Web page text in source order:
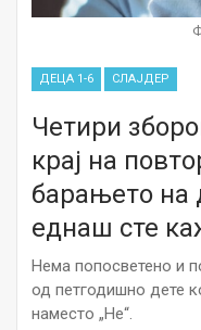
ДЕЦА 1-6 СЛАЈДЕР
Четири
крај на
барањето на
еднаш сте
Нема попосветено и
од петгодишно дете
наместо „Не“.